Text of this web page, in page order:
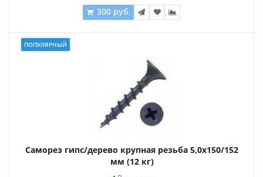
300 руб.
ПОПУЛЯРНЫЙ
Саморез гипс/дерево крупная резьба 5,0х150/152
мм (12 кг)